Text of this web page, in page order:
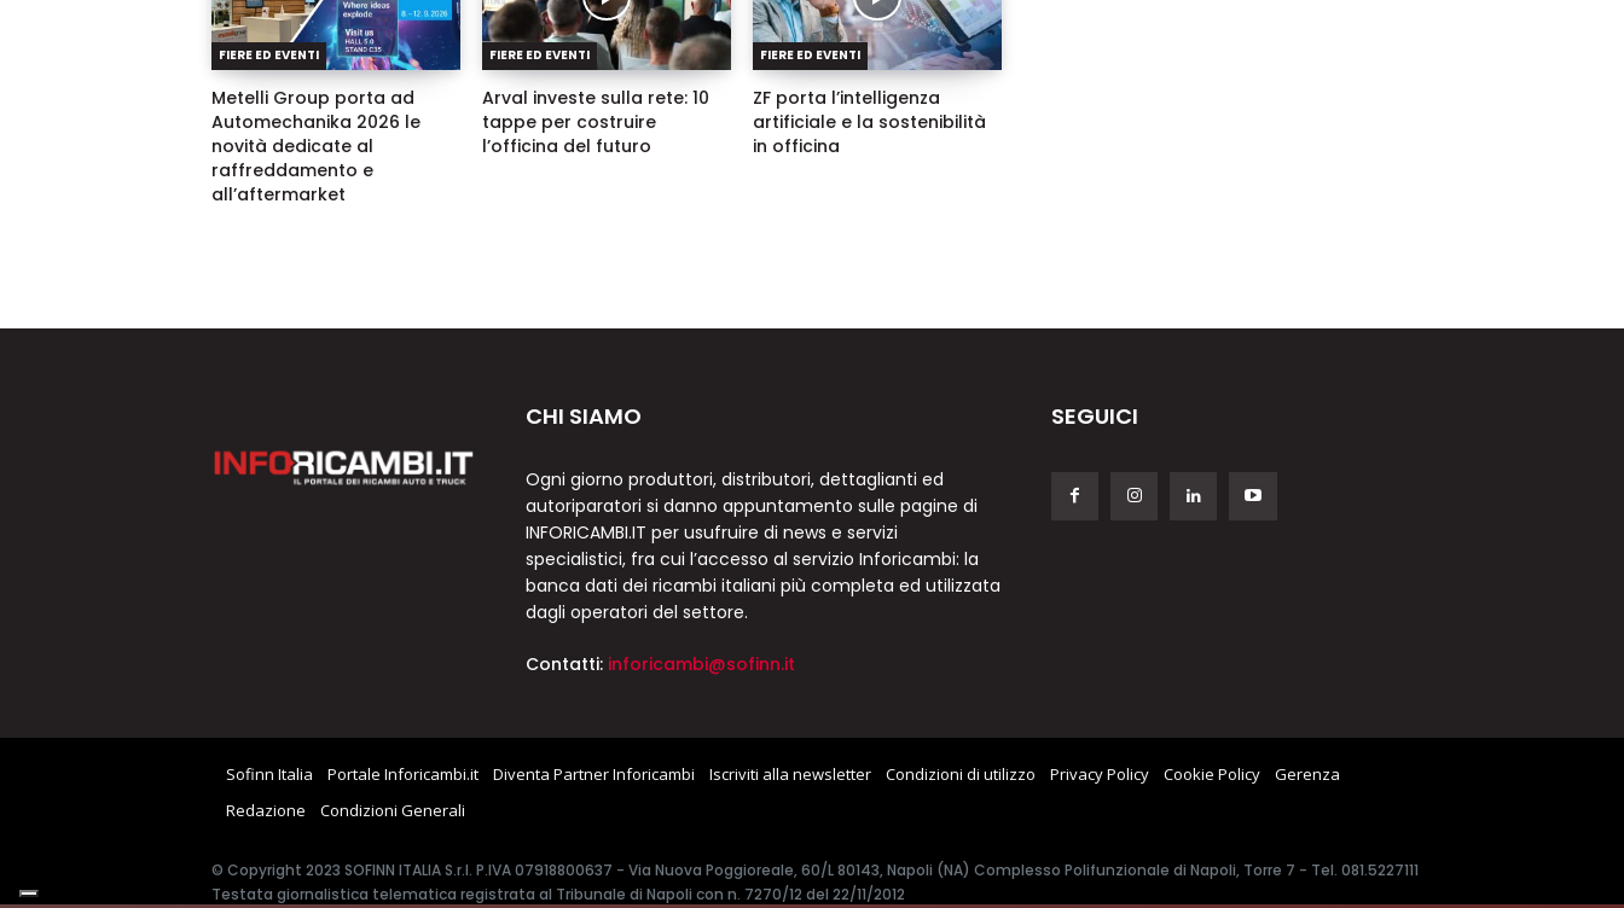
FIERE ED EVENTI
Metelli Group porta ad
Automechanika 2026 le
novità dedicate al
raffreddamento e
all’aftermarket
FIERE ED EVENTI
Arval investe sulla rete: 10
tappe per costruire
l’officina del futuro
FIERE ED EVENTI
ZF porta l’intelligenza
artificiale e la sostenibilità
in officina
CHI SIAMO
Ogni giorno produttori, distributori, dettaglianti ed
autoriparatori si danno appuntamento sulle pagine di
INFORICAMBI.IT per usufruire di news e servizi
specialistici, fra cui l’accesso al servizio Inforicambi: la
banca dati dei ricambi italiani più completa ed utilizzata
dagli operatori del settore.
Contatti: inforicambi@sofinn.it
SEGUICI
Sofinn Italia Portale Inforicambi.it Diventa Partner Inforicambi Iscriviti alla newsletter Condizioni di utilizzo Privacy Policy Cookie Policy
Gerenza
Redazione
Condizioni Generali
© Copyright 2023 SOFINN ITALIA S.r.l. P.IVA 07918800637 - Via Nuova Poggioreale, 60/L 80143, Napoli (NA) Complesso Polifunzionale di Napoli, Torre 7 - Tel. 081.5227111
Testata giornalistica telematica registrata al Tribunale di Napoli con n. 7270/12 del 22/11/2012